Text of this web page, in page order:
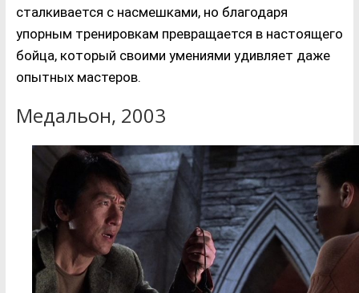
сталкивается с насмешками, но благодаря
упорным тренировкам превращается в настоящего
бойца, который своими умениями удивляет даже
опытных мастеров.
Медальон, 2003